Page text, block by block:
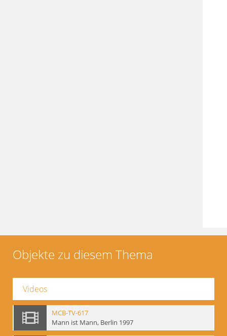
Objekte zu diesem Thema
Videos
MCB-TV-617
Mann ist Mann, Berlin 1997